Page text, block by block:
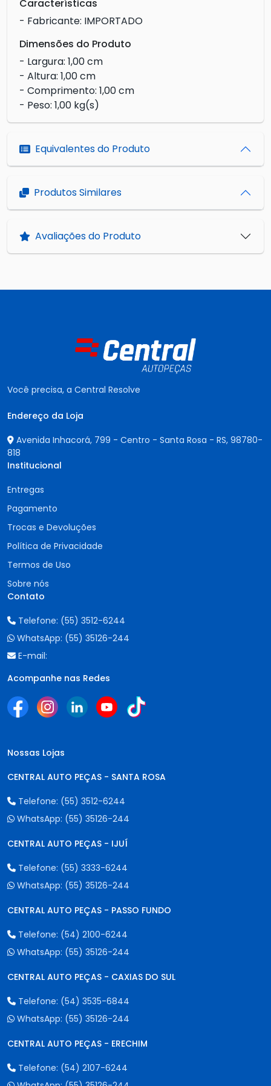
Características
- Fabricante: IMPORTADO
Dimensões do Produto
- Largura: 1,00 cm
- Altura: 1,00 cm
- Comprimento: 1,00 cm
- Peso: 1,00 kg(s)
Equivalentes do Produto
Produtos Similares
Avaliações do Produto
Você precisa, a Central Resolve
Endereço da Loja
Avenida Inhacorá, 799 - Centro - Santa Rosa - RS, 98780-
818
Institucional
Entregas
Pagamento
Trocas e Devoluções
Política de Privacidade
Termos de Uso
Sobre nós
Contato
Telefone: (55) 3512-6244
WhatsApp: (55) 35126-244
E-mail:
Acompanhe nas Redes
Nossas Lojas
CENTRAL AUTO PEÇAS - SANTA ROSA
Telefone: (55) 3512-6244
WhatsApp: (55) 35126-244
CENTRAL AUTO PEÇAS - IJUÍ
Telefone: (55) 3333-6244
WhatsApp: (55) 35126-244
CENTRAL AUTO PEÇAS - PASSO FUNDO
Telefone: (54) 2100-6244
WhatsApp: (55) 35126-244
CENTRAL AUTO PEÇAS - CAXIAS DO SUL
Telefone: (54) 3535-6844
WhatsApp: (55) 35126-244
CENTRAL AUTO PEÇAS - ERECHIM
Telefone: (54) 2107-6244